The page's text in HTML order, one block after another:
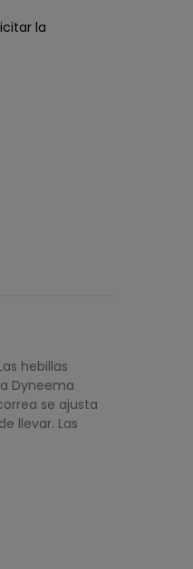
la
hebillas
Dyneema
se ajusta
llevar. Las